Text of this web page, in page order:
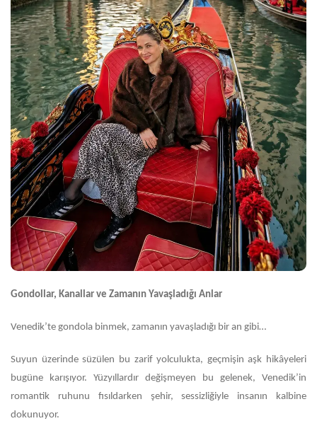
Gondollar, Kanallar ve Zamanın Yavaşladığı Anlar
Venedik’te gondola binmek, zamanın yavaşladığı bir an gibi…
Suyun üzerinde süzülen bu zarif yolculukta, geçmişin aşk hikâyeleri
bugüne karışıyor. Yüzyıllardır değişmeyen bu gelenek, Venedik’in
romantik ruhunu fısıldarken şehir, sessizliğiyle insanın kalbine
dokunuyor.